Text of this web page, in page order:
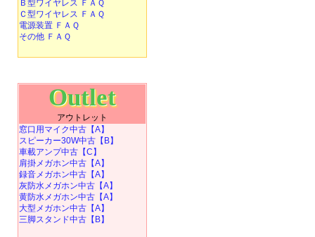
Ｂ型ワイヤレス ＦＡＱ
Ｃ型ワイヤレス ＦＡＱ
電源装置 ＦＡＱ
その他 ＦＡＱ
Outlet
アウトレット
窓口用マイク中古【A】
スピーカー30W中古【B】
車載アンプ中古【C】
肩掛メガホン中古【A】
録音メガホン中古【A】
灰防水メガホン中古【A】
黄防水メガホン中古【A】
大型メガホン中古【A】
三脚スタンド中古【B】